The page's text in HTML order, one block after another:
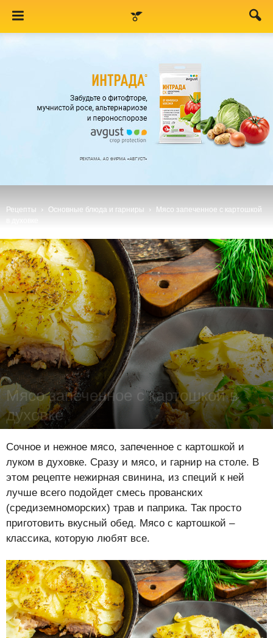
Рецепты Основные блюда и гарниры
Мясо запеченное с картошкой
Мясо запеченное с картошкой в
духовке
Сочное и нежное мясо, запеченное с картошкой и
луком в духовке. Сразу и мясо, и гарнир на столе. В
этом рецепте нежирная свинина, из специй к ней
лучше всего подойдет смесь прованских
(средиземноморских) трав и паприка. Так просто
приготовить вкусный обед. Мясо с картошкой –
классика, которую любят все.